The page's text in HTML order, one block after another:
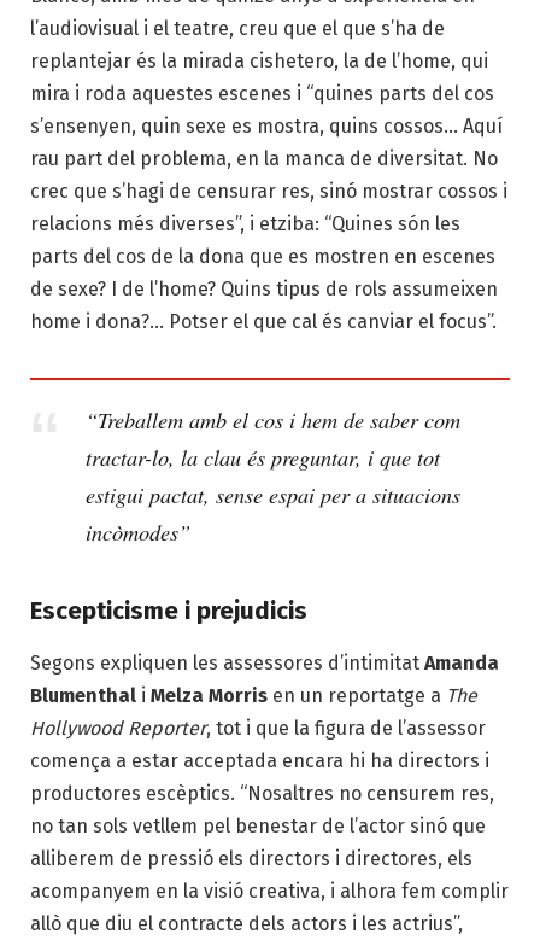
l’audiovisual i el teatre, creu que el que s’ha de
replantejar és la mirada cishetero, la de l’home, qui
mira i roda aquestes escenes i “quines parts del cos
s’ensenyen, quin sexe es mostra, quins cossos… Aquí
rau part del problema, en la manca de diversitat. No
crec que s’hagi de censurar res, sinó mostrar cossos i
relacions més diverses”, i etziba: “Quines són les
parts del cos de la dona que es mostren en escenes
de sexe? I de l’home? Quins tipus de rols assumeixen
home i dona?… Potser el que cal és canviar el focus”.
“Treballem amb el cos i hem de saber com
tractar-lo, la clau és preguntar, i que tot
estigui pactat, sense espai per a situacions
incòmodes”
Escepticisme i prejudicis
Segons expliquen les assessores d’intimitat Amanda
Blumenthal i Melza Morris en un reportatge a The
Hollywood Reporter, tot i que la figura de l’assessor
comença a estar acceptada encara hi ha directors i
productores escèptics. “Nosaltres no censurem res,
no tan sols vetllem pel benestar de l’actor sinó que
alliberem de pressió els directors i directores, els
acompanyem en la visió creativa, i alhora fem complir
allò que diu el contracte dels actors i les actrius”,